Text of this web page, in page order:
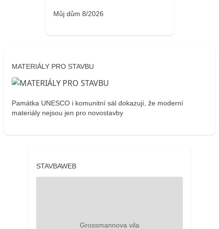
Můj dům 8/2026
MATERIÁLY PRO STAVBU
Památka UNESCO i komunitní sál dokazují, že moderní
materiály nejsou jen pro novostavby
STAVBAWEB